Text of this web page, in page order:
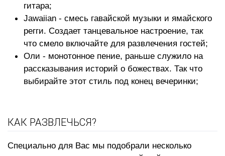
гитара;
Jawaiian - смесь гавайской музыки и ямайского
регги. Создает танцевальное настроение, так
что смело включайте для развлечения гостей;
Оли - монотонное пение, раньше служило на
рассказывания историй о божествах. Так что
выбирайте этот стиль под конец вечеринки;
КАК РАЗВЛЕЧЬСЯ?
Специально для Вас мы подобрали несколько